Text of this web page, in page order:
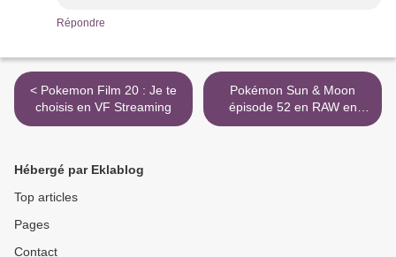
Répondre
< Pokemon Film 20 : Je te
choisis en VF Streaming
Pokémon Sun & Moon
épisode 52 en RAW en
Streaming >
Hébergé par Eklablog
Top articles
Pages
Contact